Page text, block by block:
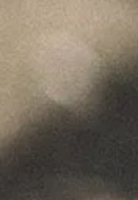
+351 912
Celeirós do